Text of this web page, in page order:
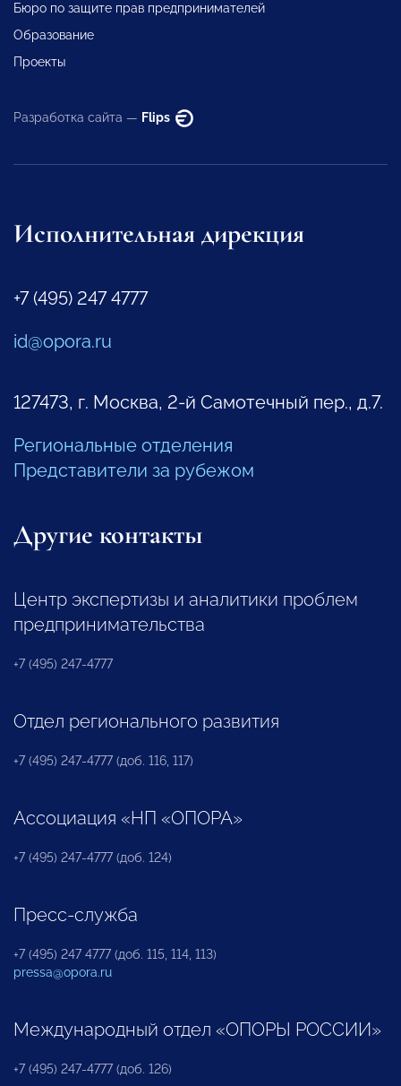
Бюро по защите прав предпринимателей
Образование
Проекты
Разработка сайта — Flips
Исполнительная дирекция
+7 (495) 247 4777
id@opora.ru
127473, г. Москва, 2-й Самотечный пер., д.7.
Региональные отделения
Представители за рубежом
Другие контакты
Центр экспертизы и аналитики проблем
предпринимательства
+7 (495) 247-4777
Отдел регионального развития
+7 (495) 247-4777 (доб. 116, 117)
Ассоциация «НП «ОПОРА»
+7 (495) 247-4777 (доб. 124)
Пресс-служба
+7 (495) 247 4777 (доб. 115, 114, 113)
pressa@opora.ru
Международный отдел «ОПОРЫ РОССИИ»
+7 (495) 247-4777 (доб. 126)